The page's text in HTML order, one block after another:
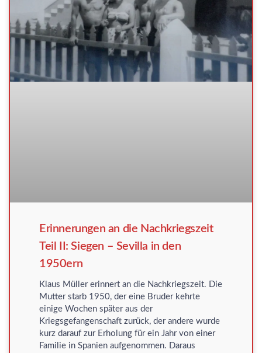
Erinnerungen an die Nachkriegszeit
Teil II: Siegen – Sevilla in den
1950ern
Klaus Müller erinnert an die Nachkriegszeit. Die
Mutter starb 1950, der eine Bruder kehrte
einige Wochen später aus der
Kriegsgefangenschaft zurück, der andere wurde
kurz darauf zur Erholung für ein Jahr von einer
Familie in Spanien aufgenommen. Daraus